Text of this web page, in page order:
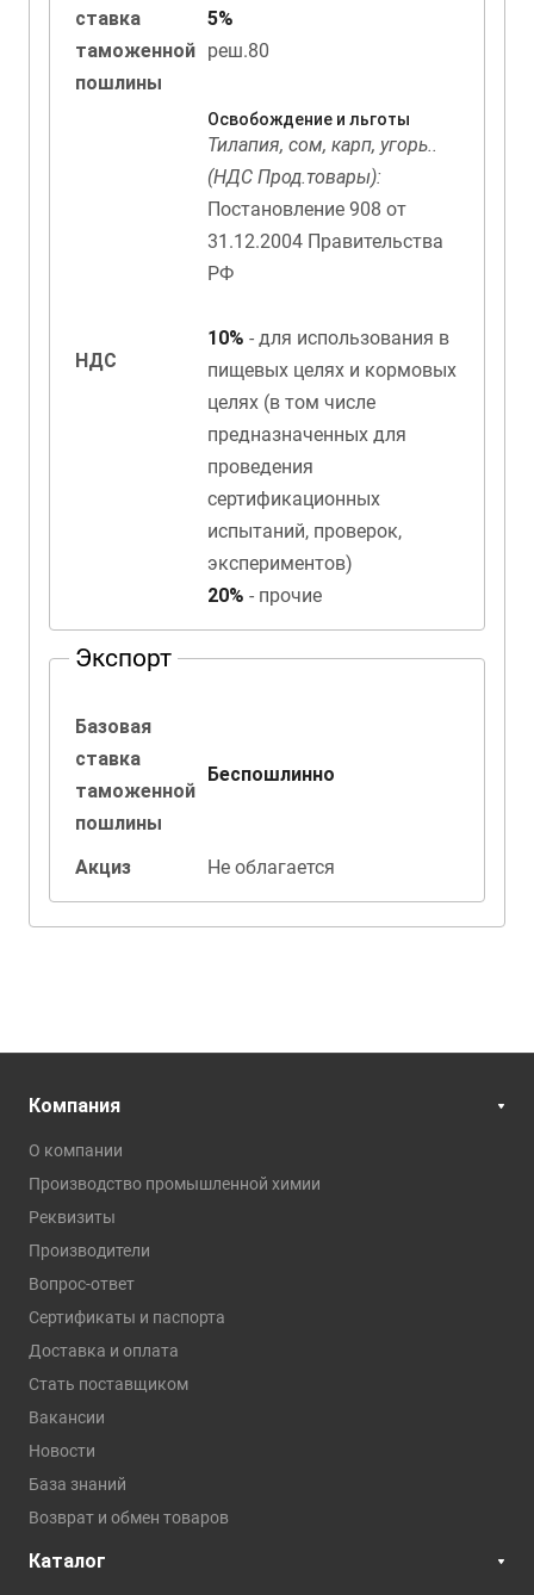
ставка
таможенной
пошлины
5%
реш.80
НДС
Освобождение и льготы
Тилапия, сом, карп, угорь..
(НДС Прод.товары):
Постановление 908 от
31.12.2004 Правительства
РФ
10% - для использования в
пищевых целях и кормовых
целях (в том числе
предназначенных для
проведения
сертификационных
испытаний, проверок,
экспериментов)
20% - прочие
Экспорт
Базовая
ставка
таможенной
пошлины
Беспошлинно
Акциз Не облагается
Компания
О компании
Производство промышленной химии
Реквизиты
Производители
Вопрос-ответ
Сертификаты и паспорта
Доставка и оплата
Стать поставщиком
Вакансии
Новости
База знаний
Возврат и обмен товаров
Каталог